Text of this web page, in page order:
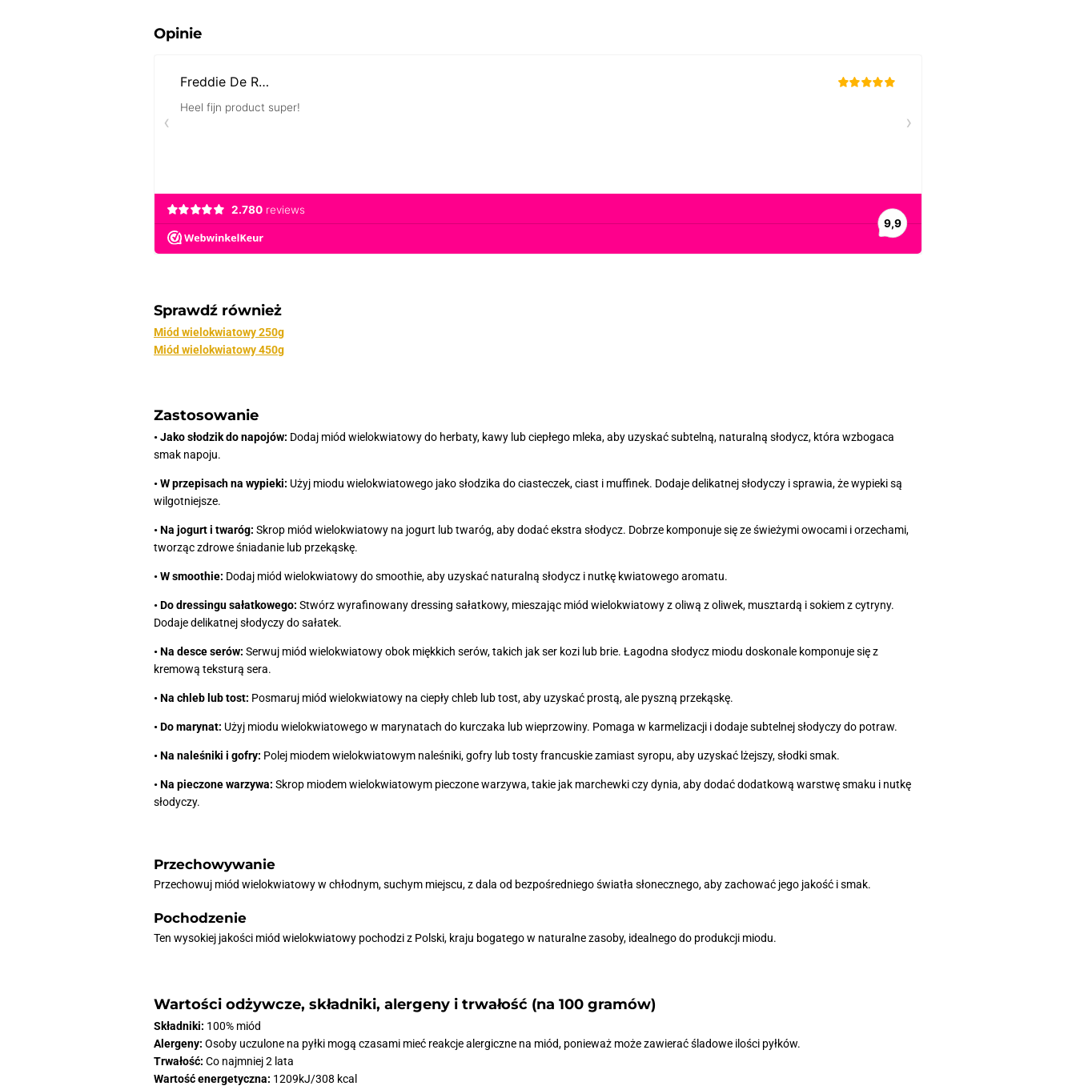
Opinie
Sprawdź również
Miód wielokwiatowy 250g
Miód wielokwiatowy 450g
Zastosowanie
• Jako słodzik do napojów: Dodaj miód wielokwiatowy do herbaty, kawy lub ciepłego mleka, aby uzyskać subtelną, naturalną słodycz, która wzbogaca
smak napoju.
• W przepisach na wypieki: Użyj miodu wielokwiatowego jako słodzika do ciasteczek, ciast i muffinek. Dodaje delikatnej słodyczy i sprawia, że wypieki są
wilgotniejsze.
• Na jogurt i twaróg: Skrop miód wielokwiatowy na jogurt lub twaróg, aby dodać ekstra słodycz. Dobrze komponuje się ze świeżymi owocami i orzechami,
tworząc zdrowe śniadanie lub przekąskę.
• W smoothie: Dodaj miód wielokwiatowy do smoothie, aby uzyskać naturalną słodycz i nutkę kwiatowego aromatu.
• Do dressingu sałatkowego: Stwórz wyrafinowany dressing sałatkowy, mieszając miód wielokwiatowy z oliwą z oliwek, musztardą i sokiem z cytryny.
Dodaje delikatnej słodyczy do sałatek.
• Na desce serów: Serwuj miód wielokwiatowy obok miękkich serów, takich jak ser kozi lub brie. Łagodna słodycz miodu doskonale komponuje się z
kremową teksturą sera.
• Na chleb lub tost: Posmaruj miód wielokwiatowy na ciepły chleb lub tost, aby uzyskać prostą, ale pyszną przekąskę.
• Do marynat: Użyj miodu wielokwiatowego w marynatach do kurczaka lub wieprzowiny. Pomaga w karmelizacji i dodaje subtelnej słodyczy do potraw.
• Na naleśniki i gofry: Polej miodem wielokwiatowym naleśniki, gofry lub tosty francuskie zamiast syropu, aby uzyskać lżejszy, słodki smak.
• Na pieczone warzywa: Skrop miodem wielokwiatowym pieczone warzywa, takie jak marchewki czy dynia, aby dodać dodatkową warstwę smaku i nutkę
słodyczy.
Przechowywanie
Przechowuj miód wielokwiatowy w chłodnym, suchym miejscu, z dala od bezpośredniego światła słonecznego, aby zachować jego jakość i smak.
Pochodzenie
Ten wysokiej jakości miód wielokwiatowy pochodzi z Polski, kraju bogatego w naturalne zasoby, idealnego do produkcji miodu.
Wartości odżywcze, składniki, alergeny i trwałość (na 100 gramów)
Składniki: 100% miód
Alergeny: Osoby uczulone na pyłki mogą czasami mieć reakcje alergiczne na miód, ponieważ może zawierać śladowe ilości pyłków.
Trwałość: Co najmniej 2 lata
Wartość energetyczna: 1209kJ/308 kcal